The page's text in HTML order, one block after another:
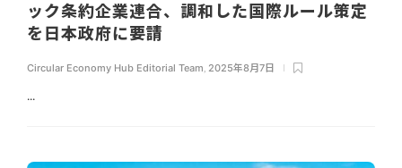
ック条約企業連合、調和した国際ルール策定
を日本政府に要請
Circular Economy Hub Editorial Team 2025年8月7日
...